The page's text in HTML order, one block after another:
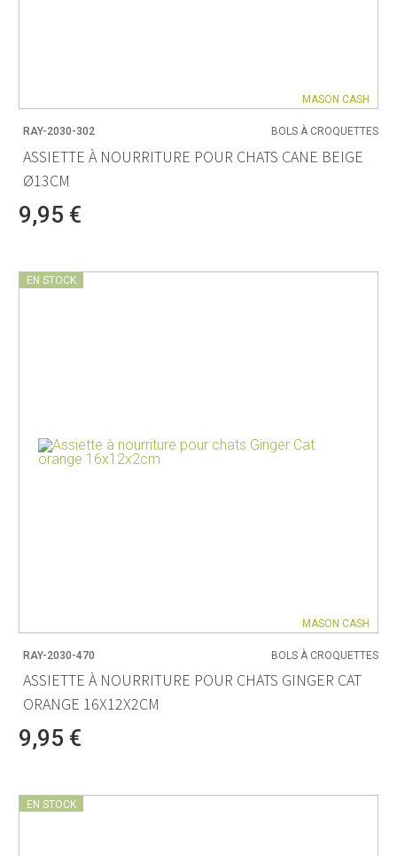
MASON CASH
RAY-2030-302 BOLS À CROQUETTES
ASSIETTE À NOURRITURE POUR CHATS CANE BEIGE
Ø13CM
9,95 €
EN STOCK
MASON CASH
RAY-2030-470 BOLS À CROQUETTES
ASSIETTE À NOURRITURE POUR CHATS GINGER CAT
ORANGE 16X12X2CM
9,95 €
EN STOCK